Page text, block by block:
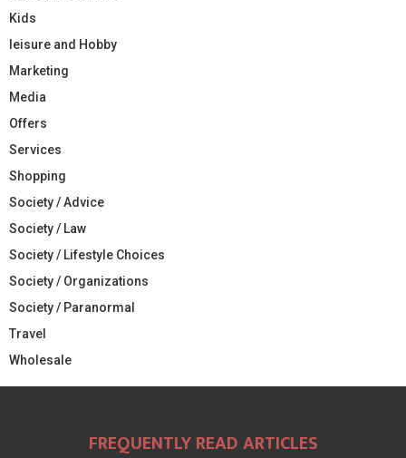
Kids
leisure and Hobby
Marketing
Media
Offers
Services
Shopping
Society / Advice
Society / Law
Society / Lifestyle Choices
Society / Organizations
Society / Paranormal
Travel
Wholesale
FREQUENTLY READ ARTICLES